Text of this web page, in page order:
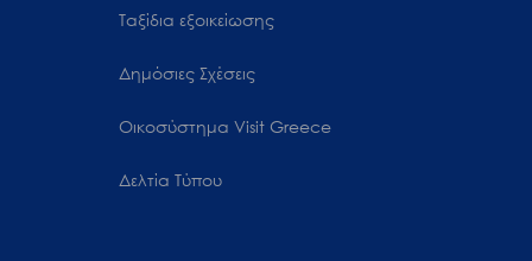
Ταξίδια εξοικείωσης
Δημόσιες Σχέσεις
Oικοσύστημα Visit Greece
Δελτία Τύπου